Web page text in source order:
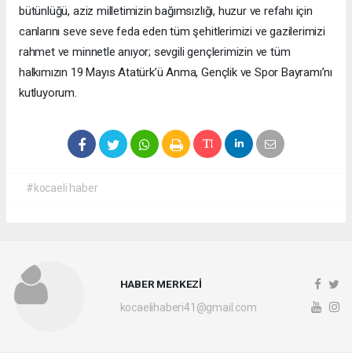
bütünlüğü, aziz milletimizin bağımsızlığı, huzur ve refahı için
canlarını seve seve feda eden tüm şehitlerimizi ve gazilerimizi
rahmet ve minnetle anıyor; sevgili gençlerimizin ve tüm
halkımızın 19 Mayıs Atatürk’ü Anma, Gençlik ve Spor Bayramı’nı
kutluyorum.
#kocaeli haber
HABER MERKEZİ
kocaelihaberi41@gmail.com